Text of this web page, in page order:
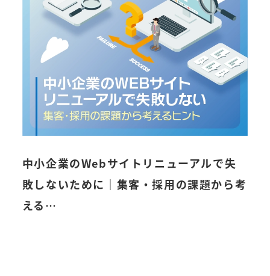
中小企業のWebサイトリニューアルで失
敗しないために｜集客・採用の課題から考
える…